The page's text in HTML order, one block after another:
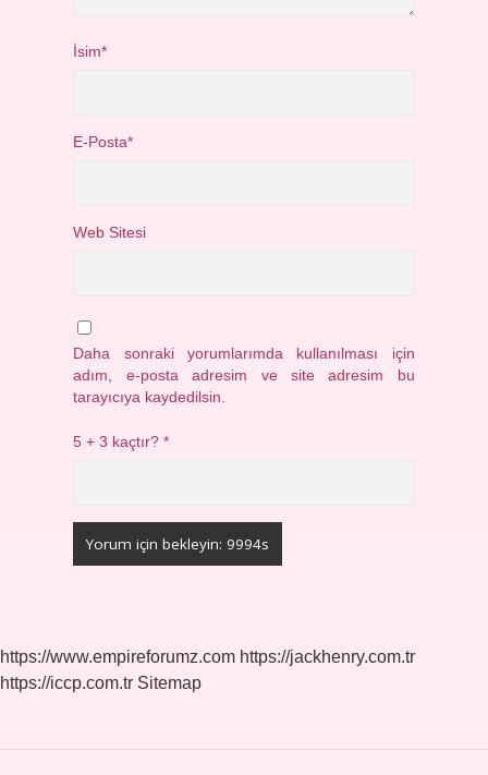
İsim*
E-Posta*
Web Sitesi
Daha sonraki yorumlarımda kullanılması için
adım, e-posta adresim ve site adresim bu
tarayıcıya kaydedilsin.
5 + 3 kaçtır?*
https://www.empireforumz.com https://jackhenry.com.tr
https://iccp.com.tr Sitemap